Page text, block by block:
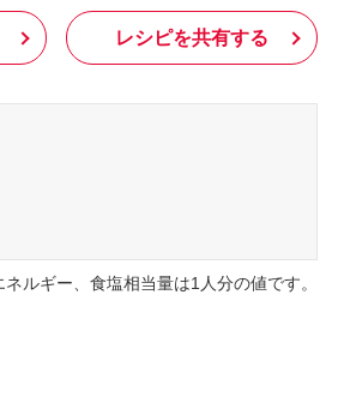
レシピを共有する
ネルギー、食塩相当量は1人分の値です。